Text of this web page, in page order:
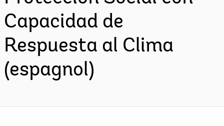
Capacidad de
Respuesta al Clima
(espagnol)